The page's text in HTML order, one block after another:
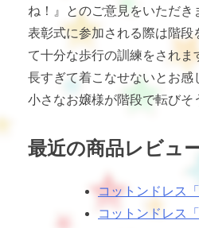
ね！』とのご意見をいただき
表彰式に参加される際は階
て十分な歩行の訓練をされま
長すぎて着こなせないとお感
小さなお嬢様が階段で転びそ
最近の商品レビュ
コットンドレス
コットンドレス